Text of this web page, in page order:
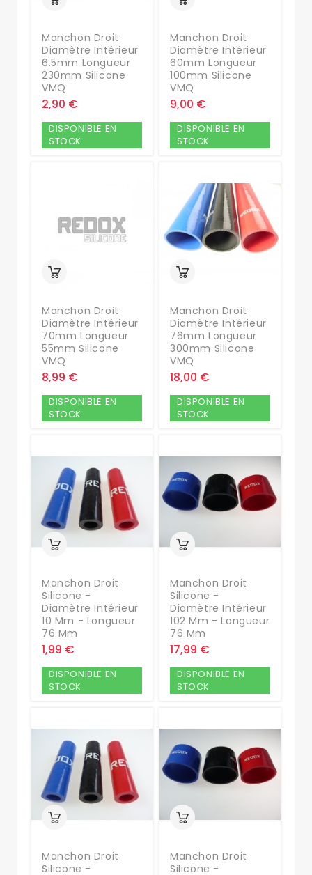
Manchon Droit
Diamètre Intérieur
6.5mm Longueur
230mm Silicone
VMQ
2,90 €
DISPONIBLE EN
STOCK
Manchon Droit
Diamètre Intérieur
60mm Longueur
100mm Silicone
VMQ
9,00 €
DISPONIBLE EN
STOCK
Manchon Droit
Diamètre Intérieur
70mm Longueur
55mm Silicone
VMQ
8,99 €
DISPONIBLE EN
STOCK
Manchon Droit
Diamètre Intérieur
76mm Longueur
300mm Silicone
VMQ
18,00 €
DISPONIBLE EN
STOCK
Manchon Droit
Silicone -
Diamètre Intérieur
10 Mm - Longueur
76 Mm
1,99 €
DISPONIBLE EN
STOCK
Manchon Droit
Silicone -
Diamètre Intérieur
102 Mm - Longueur
76 Mm
17,99 €
DISPONIBLE EN
STOCK
Manchon Droit
Silicone -
Manchon Droit
Silicone -